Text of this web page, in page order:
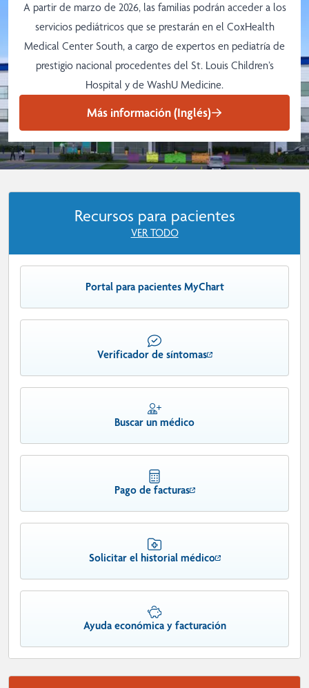
A partir de marzo de 2026, las familias podrán acceder a los
servicios pediátricos que se prestarán en el CoxHealth
Medical Center South, a cargo de expertos en pediatría de
prestigio nacional procedentes del St. Louis Children’s
Hospital y de WashU Medicine.
Más información (Inglés)
Recursos para pacientes
VER TODO
Portal para pacientes MyChart
Verificador de síntomas
Buscar un médico
Pago de facturas
Solicitar el historial médico
Ayuda económica y facturación